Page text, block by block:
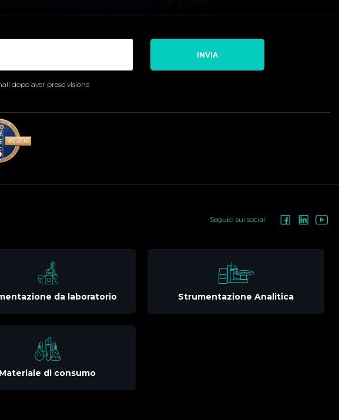
dopo aver preso visione
INVIA
Seguici sui social
da laboratorio Strumentazione Analitica
Materiale di consumo